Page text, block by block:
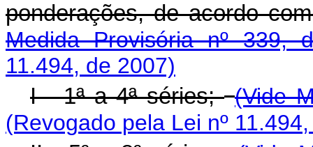
ponderações, de acordo
Medida Provisória nº 339,
11.494, de 2007)
I - 1ª a 4ª séries; (Vide
(Revogado pela Lei nº